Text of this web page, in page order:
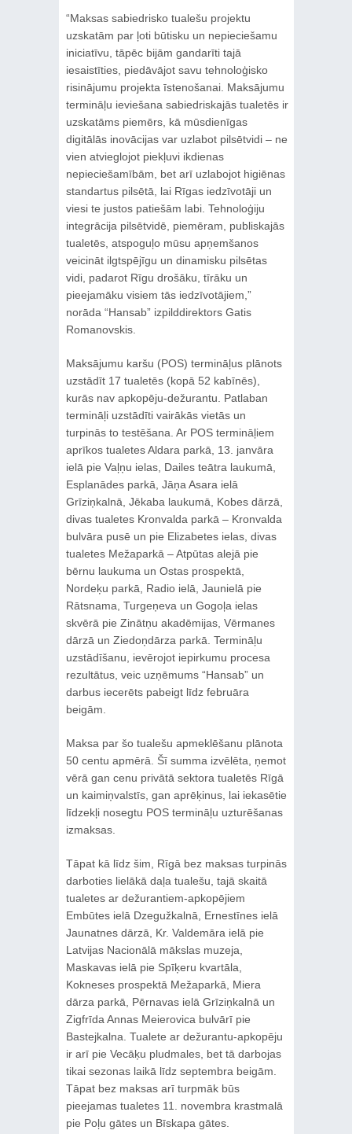
“Maksas sabiedrisko tualešu projektu
uzskatām par ļoti būtisku un nepieciešamu
iniciatīvu, tāpēc bijām gandarīti tajā
iesaistīties, piedāvājot savu tehnoloģisko
risinājumu projekta īstenošanai. Maksājumu
termināļu ieviešana sabiedriskajās tualetēs ir
uzskatāms piemērs, kā mūsdienīgas
digitālās inovācijas var uzlabot pilsētvidi – ne
vien atvieglojot piekļuvi ikdienas
nepieciešamībām, bet arī uzlabojot higiēnas
standartus pilsētā, lai Rīgas iedzīvotāji un
viesi te justos patiešām labi. Tehnoloģiju
integrācija pilsētvidē, piemēram, publiskajās
tualetēs, atspoguļo mūsu apņemšanos
veicināt ilgtspējīgu un dinamisku pilsētas
vidi, padarot Rīgu drošāku, tīrāku un
pieejamāku visiem tās iedzīvotājiem,”
norāda “Hansab” izpilddirektors Gatis
Romanovskis.
Maksājumu karšu (POS) termināļus plānots
uzstādīt 17 tualetēs (kopā 52 kabīnēs),
kurās nav apkopēju-dežurantu. Patlaban
termināļi uzstādīti vairākās vietās un
turpinās to testēšana. Ar POS termināļiem
aprīkos tualetes Aldara parkā, 13. janvāra
ielā pie Vaļņu ielas, Dailes teātra laukumā,
Esplanādes parkā, Jāņa Asara ielā
Grīziņkalnā, Jēkaba laukumā, Kobes dārzā,
divas tualetes Kronvalda parkā – Kronvalda
bulvāra pusē un pie Elizabetes ielas, divas
tualetes Mežaparkā – Atpūtas alejā pie
bērnu laukuma un Ostas prospektā,
Nordeķu parkā, Radio ielā, Jaunielā pie
Rātsnama, Turgeņeva un Gogoļa ielas
skvērā pie Zinātņu akadēmijas, Vērmanes
dārzā un Ziedoņdārza parkā. Termināļu
uzstādīšanu, ievērojot iepirkumu procesa
rezultātus, veic uzņēmums “Hansab” un
darbus iecerēts pabeigt līdz februāra
beigām.
Maksa par šo tualešu apmeklēšanu plānota
50 centu apmērā. Šī summa izvēlēta, ņemot
vērā gan cenu privātā sektora tualetēs Rīgā
un kaimiņvalstīs, gan aprēķinus, lai iekasētie
līdzekļi nosegtu POS termināļu uzturēšanas
izmaksas.
Tāpat kā līdz šim, Rīgā bez maksas turpinās
darboties lielākā daļa tualešu, tajā skaitā
tualetes ar dežurantiem-apkopējiem
Embūtes ielā Dzegužkalnā, Ernestīnes ielā
Jaunatnes dārzā, Kr. Valdemāra ielā pie
Latvijas Nacionālā mākslas muzeja,
Maskavas ielā pie Spīķeru kvartāla,
Kokneses prospektā Mežaparkā, Miera
dārza parkā, Pērnavas ielā Grīziņkalnā un
Zigfrīda Annas Meierovica bulvārī pie
Bastejkalna. Tualete ar dežurantu-apkopēju
ir arī pie Vecāķu pludmales, bet tā darbojas
tikai sezonas laikā līdz septembra beigām.
Tāpat bez maksas arī turpmāk būs
pieejamas tualetes 11. novembra krastmalā
pie Poļu gātes un Bīskapa gātes.